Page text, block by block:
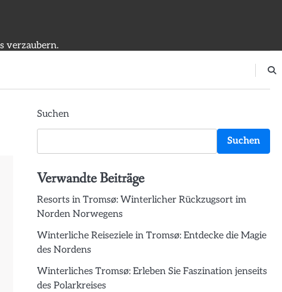
verzaubern.
Suchen
Suchen
Verwandte Beiträge
Resorts in Tromsø: Winterlicher Rückzugsort im
Norden Norwegens
Winterliche Reiseziele in Tromsø: Entdecke die Magie
des Nordens
Winterliches Tromsø: Erleben Sie Faszination jenseits
des Polarkreises